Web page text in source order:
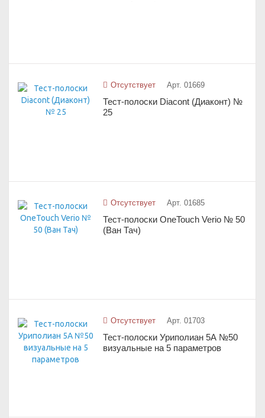
Отсутствует Арт. 01669
Тест-полоски Diacont (Диаконт) №
25
Отсутствует Арт. 01685
Тест-полоски OneTouch Verio № 50
(Ван Тач)
Отсутствует Арт. 01703
Тест-полоски Уриполиан 5А №50
визуальные на 5 параметров